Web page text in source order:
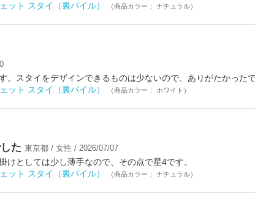
ット スタイ（裏パイル） （商品カラー： ナチュラル）
。スタイをデザインできるものは少ないので、ありがたかったで
ット スタイ（裏パイル） （商品カラー： ホワイト）
た 東京都 / 女性 / 2026/07/07
としては少し薄手なので、その点で星4です。
ット スタイ（裏パイル） （商品カラー： ナチュラル）